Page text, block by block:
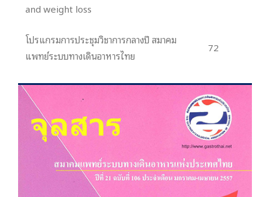
and weight loss
โปรแกรมการประชุมวิชาการกลางปี สมาคม
แพทย์ระบบทางเดินอาหารไทย
72